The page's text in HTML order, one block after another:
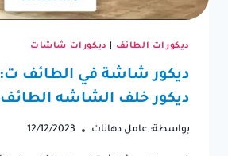
ديكورات الطائف ديكورات شاشات
ديكور خلف الشاشه الطائف
بواسطة: عامل دهانات 12/12/2023